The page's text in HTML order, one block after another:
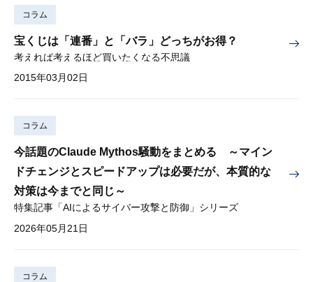
コラム
宝くじは「連番」と「バラ」どっちがお得？
考えれば考えるほど買いたくなる不思議
2015年03月02日
コラム
今話題のClaude Mythos騒動をまとめる ～マイン
ドチェンジとスピードアップは必要だが、本質的な
対策は今までと同じ～
特集記事「AIによるサイバー攻撃と防御」シリーズ
2026年05月21日
コラム